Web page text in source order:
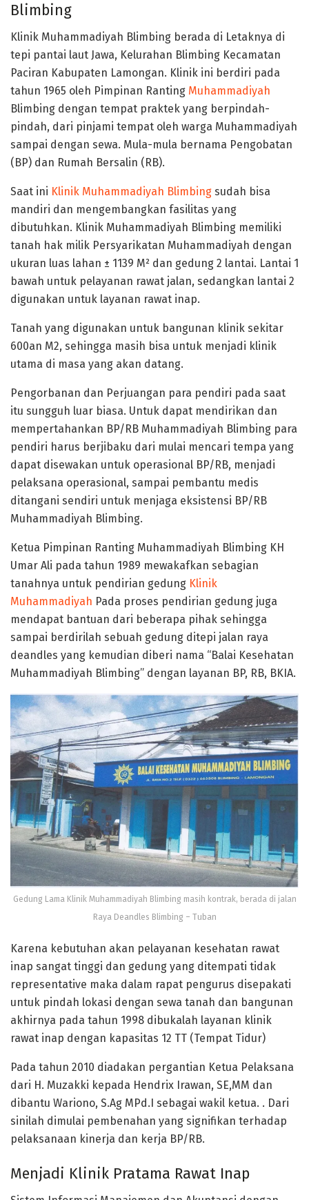
Blimbing
Klinik Muhammadiyah Blimbing berada di Letaknya di
tepi pantai laut Jawa, Kelurahan Blimbing Kecamatan
Paciran Kabupaten Lamongan. Klinik ini berdiri pada
tahun 1965 oleh Pimpinan Ranting Muhammadiyah
Blimbing dengan tempat praktek yang berpindah-
pindah, dari pinjami tempat oleh warga Muhammadiyah
sampai dengan sewa. Mula-mula bernama Pengobatan
(BP) dan Rumah Bersalin (RB).
Saat ini Klinik Muhammadiyah Blimbing sudah bisa
mandiri dan mengembangkan fasilitas yang
dibutuhkan. Klinik Muhammadiyah Blimbing memiliki
tanah hak milik Persyarikatan Muhammadiyah dengan
ukuran luas lahan ± 1139 M² dan gedung 2 lantai. Lantai 1
bawah untuk pelayanan rawat jalan, sedangkan lantai 2
digunakan untuk layanan rawat inap.
Tanah yang digunakan untuk bangunan klinik sekitar
600an M2, sehingga masih bisa untuk menjadi klinik
utama di masa yang akan datang.
Pengorbanan dan Perjuangan para pendiri pada saat
itu sungguh luar biasa. Untuk dapat mendirikan dan
mempertahankan BP/RB Muhammadiyah Blimbing para
pendiri harus berjibaku dari mulai mencari tempa yang
dapat disewakan untuk operasional BP/RB, menjadi
pelaksana operasional, sampai pembantu medis
ditangani sendiri untuk menjaga eksistensi BP/RB
Muhammadiyah Blimbing.
Ketua Pimpinan Ranting Muhammadiyah Blimbing KH
Umar Ali pada tahun 1989 mewakafkan sebagian
tanahnya untuk pendirian gedung Klinik
Muhammadiyah Pada proses pendirian gedung juga
mendapat bantuan dari beberapa pihak sehingga
sampai berdirilah sebuah gedung ditepi jalan raya
deandles yang kemudian diberi nama “Balai Kesehatan
Muhammadiyah Blimbing” dengan layanan BP, RB, BKIA.
Gedung Lama Klinik Muhammadiyah Blimbing masih kontrak, berada di jalan
Raya Deandles Blimbing – Tuban
Karena kebutuhan akan pelayanan kesehatan rawat
inap sangat tinggi dan gedung yang ditempati tidak
representative maka dalam rapat pengurus disepakati
untuk pindah lokasi dengan sewa tanah dan bangunan
akhirnya pada tahun 1998 dibukalah layanan klinik
rawat inap dengan kapasitas 12 TT (Tempat Tidur)
Pada tahun 2010 diadakan pergantian Ketua Pelaksana
dari H. Muzakki kepada Hendrix Irawan, SE,MM dan
dibantu Wariono, S.Ag MPd.I sebagai wakil ketua. . Dari
sinilah dimulai pembenahan yang signifikan terhadap
pelaksanaan kinerja dan kerja BP/RB.
Menjadi Klinik Pratama Rawat Inap